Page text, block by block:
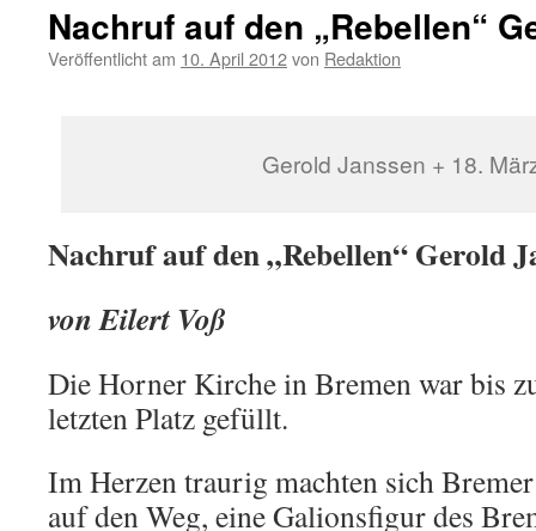
Nachruf auf den „Rebellen“
Veröffentlicht am 10. April 2012von Redaktion
Gerold Janssen + 18.
Nachruf auf den „Rebellen“ Gerold
von Eilert Voß
Die Horner Kirche in Bremen war bis
letzten Platz gefüllt.
Im Herzen traurig machten sich
auf den Weg, eine Galionsfigur des